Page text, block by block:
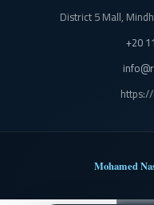
District 5 Mall,
+20
Mohamed